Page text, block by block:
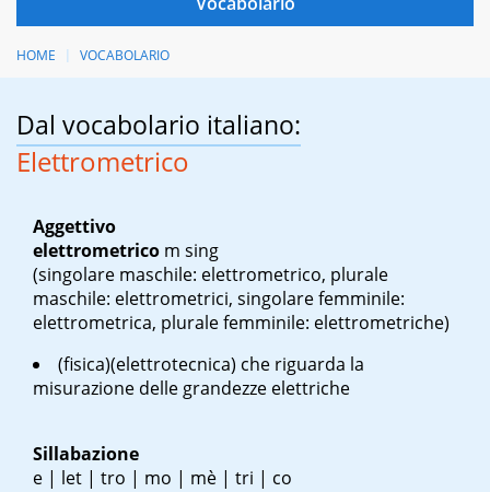
HOME VOCABOLARIO
Dal vocabolario italiano:
Elettrometrico
Aggettivo
elettrometrico m sing
(singolare maschile: elettrometrico, plurale
maschile: elettrometrici, singolare femminile:
elettrometrica, plurale femminile: elettrometriche)
(fisica)(elettrotecnica) che riguarda la
misurazione delle grandezze elettriche
Sillabazione
e | let | tro | mo | mè | tri | co